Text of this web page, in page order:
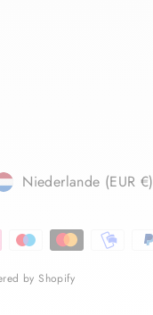
Niederlande (EUR €)
by Shopify